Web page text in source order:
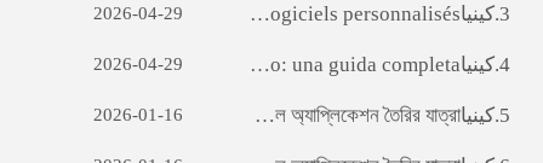
3. كينيا‎ Débloquer le potentiel des entreprises: le pouvoir du développement de logiciels personnalisés 2026-04-29
4. كينيا‎ Sviluppo di siti web per il commercio estero: una guida completa 2026-04-29
5. كينيا‎ ara অ্যাপ ডেভেলপমেন্টঃ একটি সফল মোবাইল অ্যাপ্লিকেশন তৈরির যাত্রা 2026-01-16